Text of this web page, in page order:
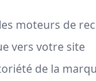
moteurs de
vers votre site
de la